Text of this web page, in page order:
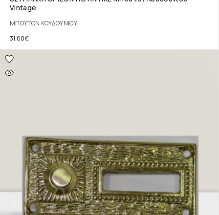
Vintage
ΜΠΟΥΤΟΝ ΚΟΥΔΟΥΝΙΟΥ
31.00€